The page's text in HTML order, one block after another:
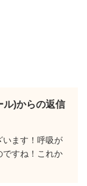
)からの返信
います！呼吸が
ですね！これか